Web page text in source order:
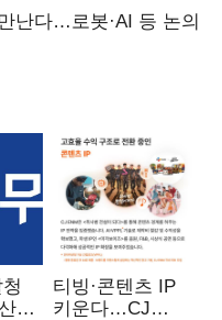
난다…로봇·AI 등 논의
티빙·콘텐츠 IP
키운다…CJ